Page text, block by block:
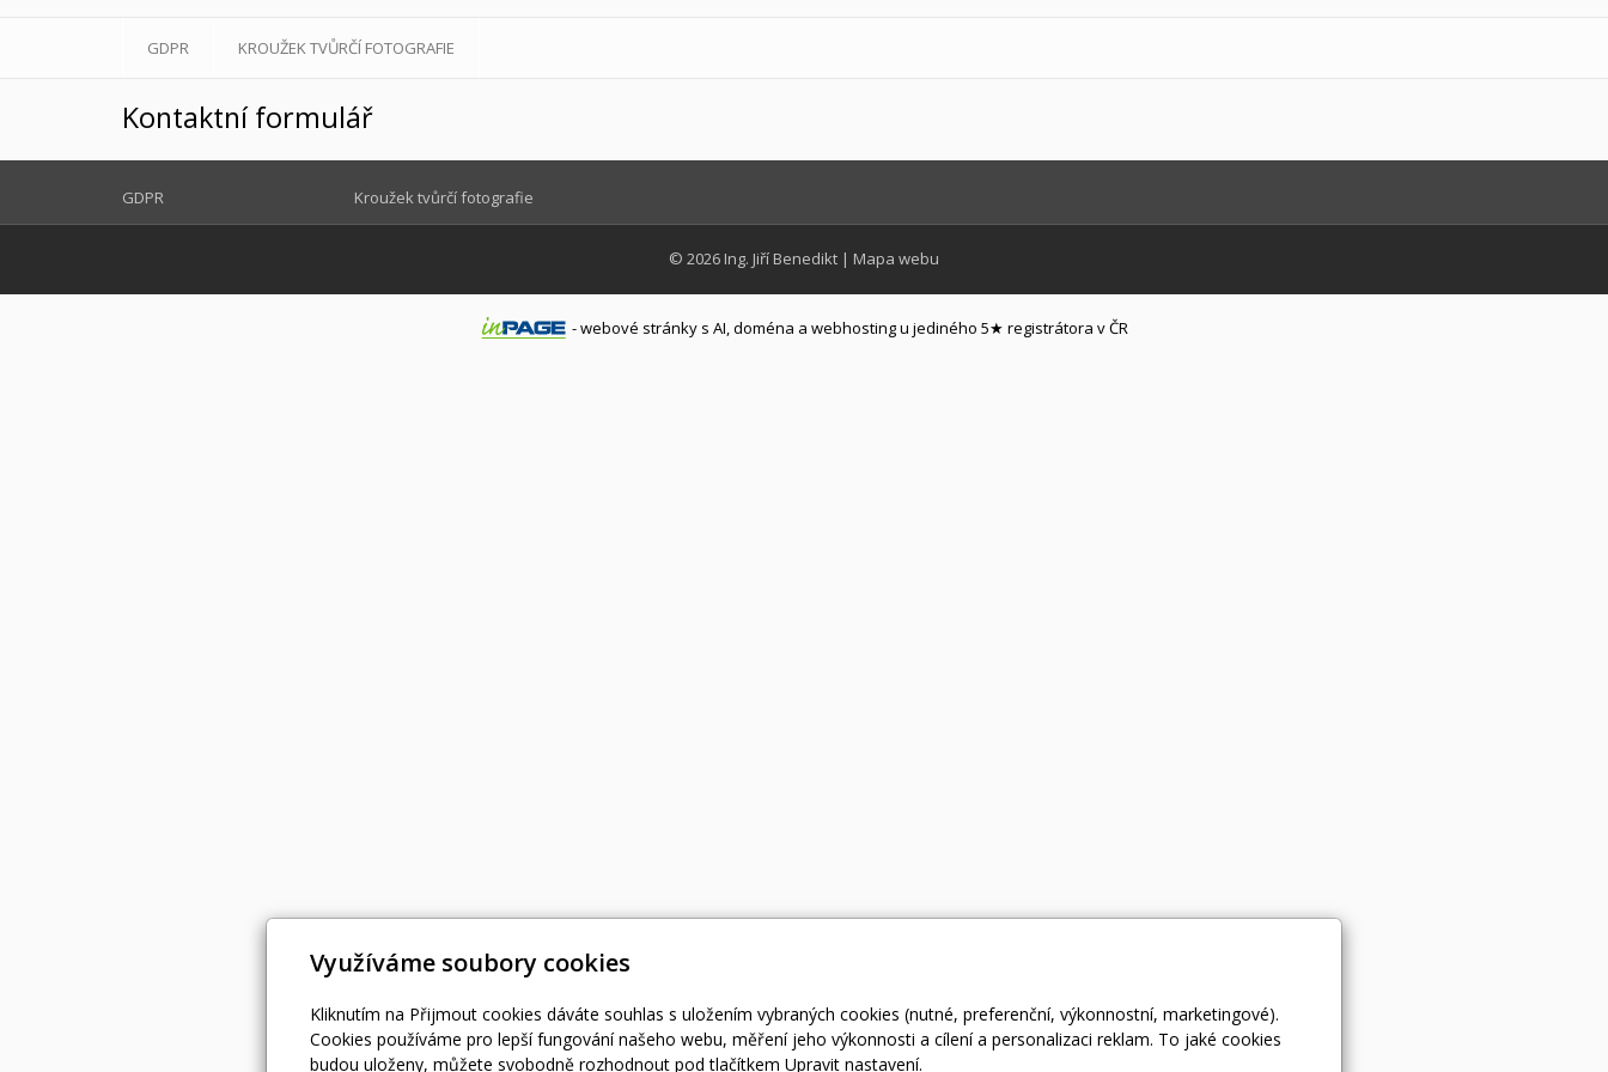
GDPR KROUŽEK TVŮRČÍ FOTOGRAFIE
Kontaktní formulář
GDPR Kroužek tvůrčí fotografie
© 2026 Ing. Jiří Benedikt | Mapa webu
-webové stránky s AI, doména a webhostingu jediného 5★ registrátora v ČR
Využíváme soubory cookies
Kliknutím na Přijmout cookies dáváte souhlas s uložením vybraných cookies (nutné, preferenční, výkonnostní, marketingové).
Cookies používáme pro lepší fungování našeho webu, měření jeho výkonnosti a cílení a personalizaci reklam. To jaké cookies
budou uloženy, můžete svobodně rozhodnout pod tlačítkem Upravit nastavení.